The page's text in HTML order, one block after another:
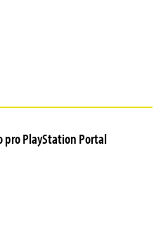
pro PlayStation Portal